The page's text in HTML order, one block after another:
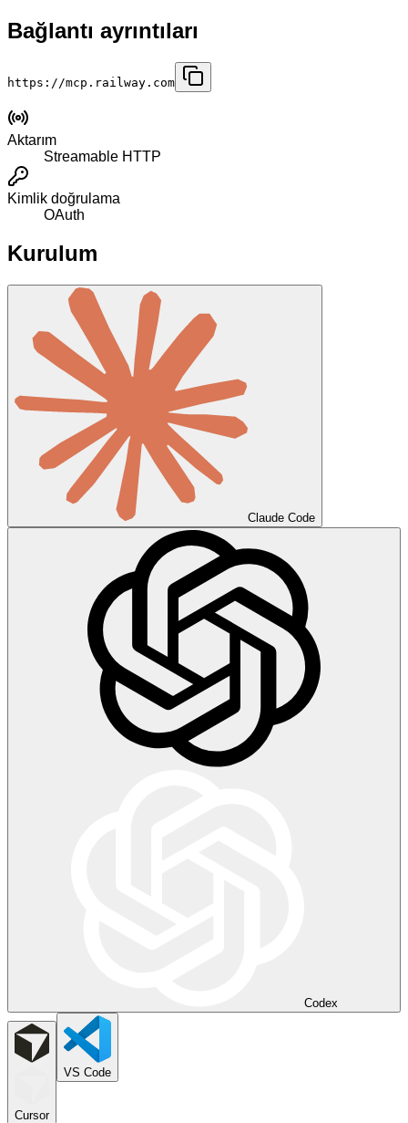
Bağlantı ayrıntıları
https://mcp.railway.com
Aktarım
Streamable HTTP
Kimlik doğrulama
OAuth
Kurulum
Claude Code
Codex
Cursor
VS Code